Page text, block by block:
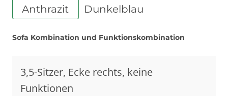
Anthrazit Dunkelblau
Sofa Kombination und Funktionskombination
3,5-Sitzer, Ecke rechts, keine
Funktionen